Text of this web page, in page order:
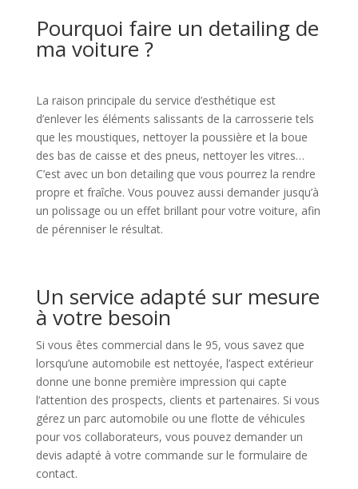
Pourquoi faire un detailing de
ma voiture ?
La raison principale du service d’esthétique est
d’enlever les éléments salissants de la carrosserie tels
que les moustiques, nettoyer la poussière et la boue
des bas de caisse et des pneus, nettoyer les vitres…
C’est avec un bon detailing que vous pourrez la rendre
propre et fraîche. Vous pouvez aussi demander jusqu’à
un polissage ou un effet brillant pour votre voiture, afin
de pérenniser le résultat.
Un service adapté sur mesure
à votre besoin
Si vous êtes commercial dans le 95, vous savez que
lorsqu’une automobile est nettoyée, l’aspect extérieur
donne une bonne première impression qui capte
l’attention des prospects, clients et partenaires. Si vous
gérez un parc automobile ou une flotte de véhicules
pour vos collaborateurs, vous pouvez demander un
devis adapté à votre commande sur le formulaire de
contact.